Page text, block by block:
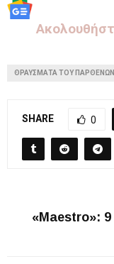
ΘΡΑΎΣΜΑΤΑ ΤΟΥ
SHARE 0
«Maestro»: 9